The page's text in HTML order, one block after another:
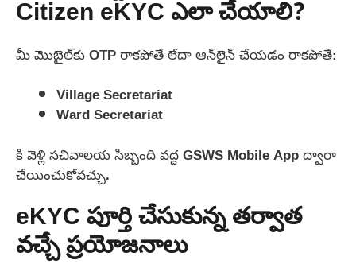
Citizen eKYC ఎలా చేయాలి?
మీ మొబైల్‌కు OTP రాకపోతే లేదా ఆన్‌లైన్ చేయడం రాకపోతే:
Village Secretariat
Ward Secretariat
కి వెళ్లి సచివాలయ సిబ్బంది వద్ద GSWS Mobile App ద్వారా
చేయించుకోవచ్చు.
eKYC పూర్తి చేసుకున్న తర్వాత
వచ్చే ప్రయోజనాలు